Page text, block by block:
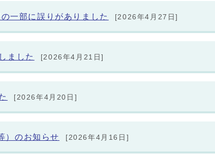
一部に誤りがありました [2026年4月27日]
ました [2026年4月21日]
[2026年4月20日]
）のお知らせ [2026年4月16日]